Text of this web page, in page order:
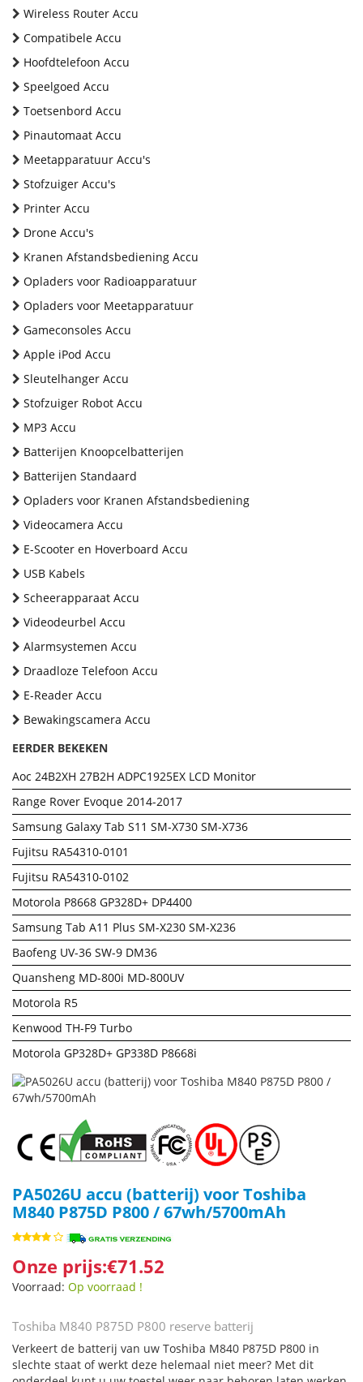
Wireless Router Accu
Compatibele Accu
Hoofdtelefoon Accu
Speelgoed Accu
Toetsenbord Accu
Pinautomaat Accu
Meetapparatuur Accu's
Stofzuiger Accu's
Printer Accu
Drone Accu's
Kranen Afstandsbediening Accu
Opladers voor Radioapparatuur
Opladers voor Meetapparatuur
Gameconsoles Accu
Apple iPod Accu
Sleutelhanger Accu
Stofzuiger Robot Accu
MP3 Accu
Batterijen Knoopcelbatterijen
Batterijen Standaard
Opladers voor Kranen Afstandsbediening
Videocamera Accu
E-Scooter en Hoverboard Accu
USB Kabels
Scheerapparaat Accu
Videodeurbel Accu
Alarmsystemen Accu
Draadloze Telefoon Accu
E-Reader Accu
Bewakingscamera Accu
EERDER BEKEKEN
Aoc 24B2XH 27B2H ADPC1925EX LCD Monitor
Range Rover Evoque 2014-2017
Samsung Galaxy Tab S11 SM-X730 SM-X736
Fujitsu RA54310-0101
Fujitsu RA54310-0102
Motorola P8668 GP328D+ DP4400
Samsung Tab A11 Plus SM-X230 SM-X236
Baofeng UV-36 SW-9 DM36
Quansheng MD-800i MD-800UV
Motorola R5
Kenwood TH-F9 Turbo
Motorola GP328D+ GP338D P8668i
PA5026U accu (batterij) voor Toshiba
M840 P875D P800 / 67wh/5700mAh
Onze prijs:€71.52
Voorraad: Op voorraad !
Toshiba M840 P875D P800 reserve batterij
Verkeert de batterij van uw Toshiba M840 P875D P800 in
slechte staat of werkt deze helemaal niet meer? Met dit